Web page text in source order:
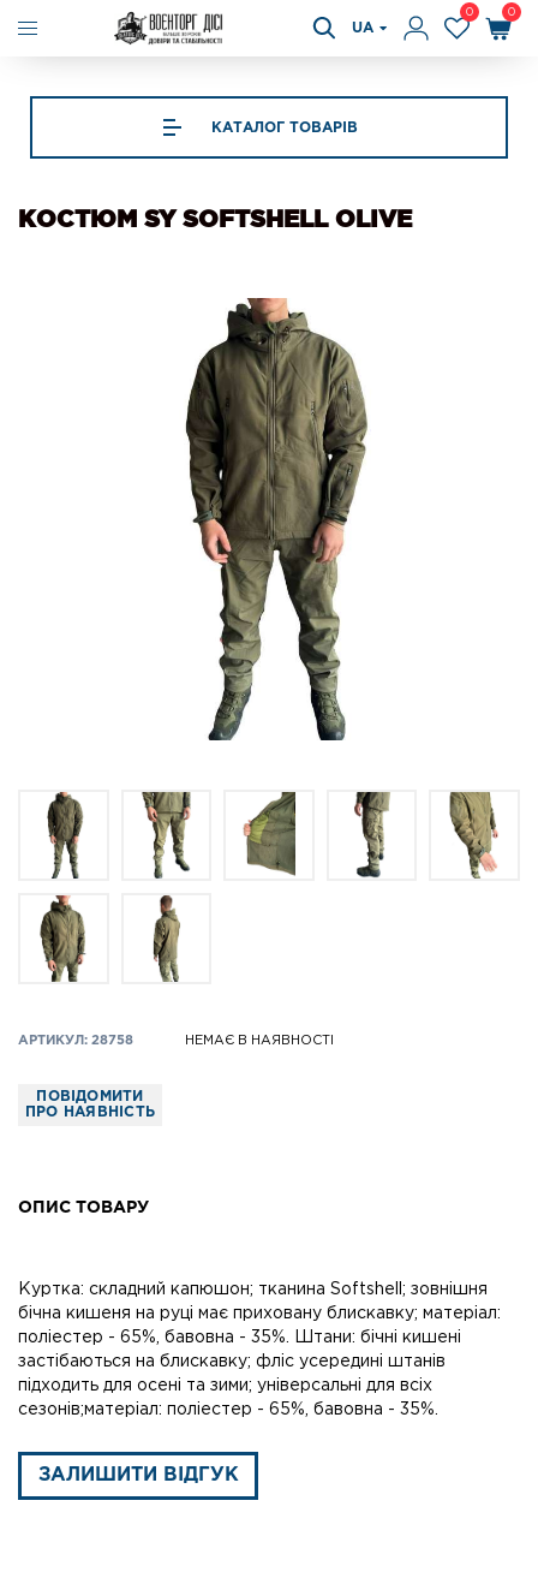
UA
0 0
КАТАЛОГ ТОВАРІВ
КОСТЮМ SY SOFTSHELL OLIVE
АРТИКУЛ: 28758 НЕМАЄ В НАЯВНОСТІ
ПОВІДОМИТИ
ПРО НАЯВНІСТЬ
ОПИС ТОВАРУ
Куртка: складний капюшон; тканина Softshell; зовнішня
бічна кишеня на руці має приховану блискавку; матеріал:
поліестер - 65%, бавовна - 35%. Штани: бічні кишені
застібаються на блискавку; фліс усередині штанів
підходить для осені та зими; універсальні для всіх
сезонів;матеріал: поліестер - 65%, бавовна - 35%.
ЗАЛИШИТИ ВІДГУК